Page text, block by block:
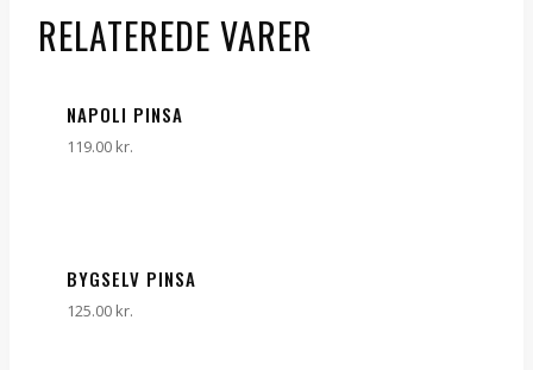
RELATEREDE VARER
NAPOLI PINSA
119.00 kr.
BYGSELV PINSA
125.00 kr.